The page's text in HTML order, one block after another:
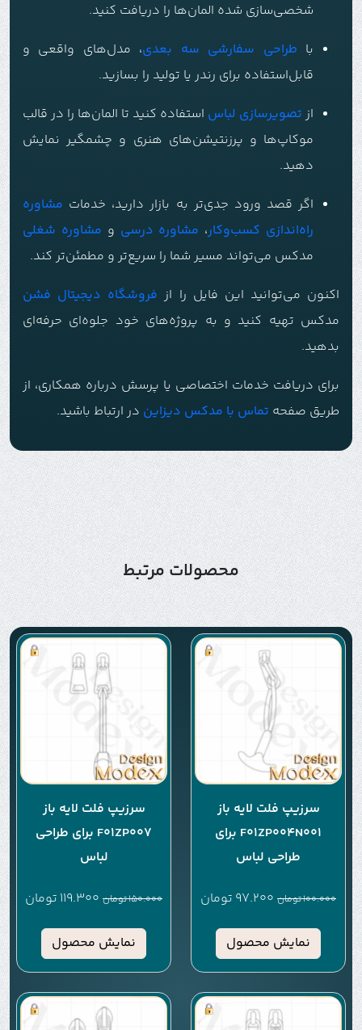
شخصی‌سازی شده المان‌ها را دریافت کنید.
با طراحی سفارشی سه بعدی، مدل‌های واقعی و
قابل‌استفاده برای رندر یا تولید را بسازید.
از تصویرسازی لباس استفاده کنید تا المان‌ها را در قالب
موکاپ‌ها و پرزنتیشن‌های هنری و چشمگیر نمایش
دهید.
اگر قصد ورود جدی‌تر به بازار دارید، خدمات مشاوره
راه‌اندازی کسب‌وکار، مشاوره درسی و مشاوره شغلی
مدکس می‌تواند مسیر شما را سریع‌تر و مطمئن‌تر کند.
اکنون می‌توانید این فایل را از فروشگاه دیجیتال فشن
مدکس تهیه کنید و به پروژه‌های خود جلوه‌ای حرفه‌ای
بدهید.
برای دریافت خدمات اختصاصی یا پرسش درباره همکاری، از
طریق صفحه تماس با مدکس دیزاین در ارتباط باشید.
محصولات مرتبط
سرزیپ فلت لایه باز
F01ZP004N001 برای
طراحی لباس
100.000تومان 97.200 تومان
نمایش محصول
سرزیپ فلت لایه باز
F01ZP007 برای طراحی
لباس
150.000تومان 119.300 تومان
نمایش محصول